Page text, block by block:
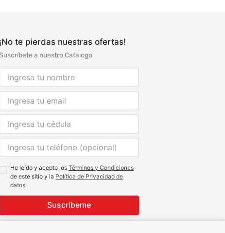
¡No te pierdas nuestras ofertas!
a nuestro Catalogo
He leído y acepto losTérminos y Condiciones
de este sitio y la Política de Privacidad de
datos.
Suscríbeme